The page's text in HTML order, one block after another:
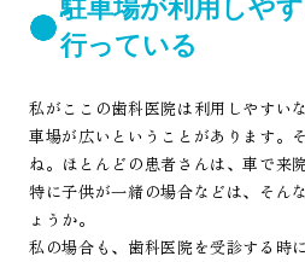
駐車場が利用しや
行っている
私がここの歯科医院は利用しやすい
車場が広いということがあります。
ね。ほとんどの患者さんは、車で来
特に子供が一緒の場合などは、そん
ょうか。
私の場合も、歯科医院を受診する時